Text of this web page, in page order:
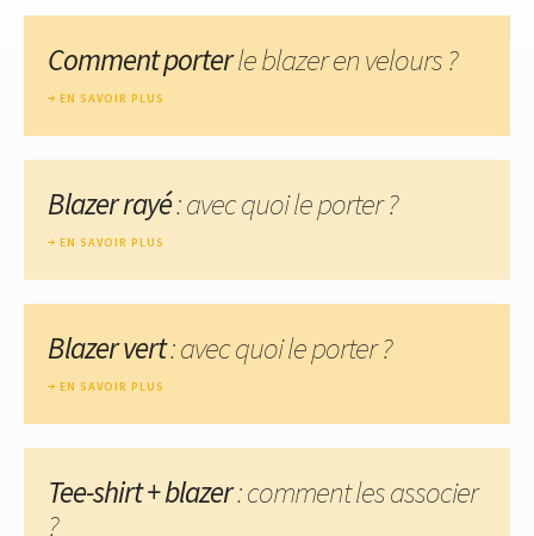
Comment porterle blazer en velours ?
EN SAVOIR PLUS
Blazer rayé: avec quoi le porter ?
EN SAVOIR PLUS
Blazer vert: avec quoi le porter ?
EN SAVOIR PLUS
Tee-shirt + blazer: comment les associer
?